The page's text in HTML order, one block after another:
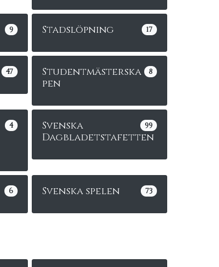
9 17
Stadslöpning
47 8
Studentmästerska
pen
4 99
Svenska
Dagbladetstafetten
6 73
Svenska spelen